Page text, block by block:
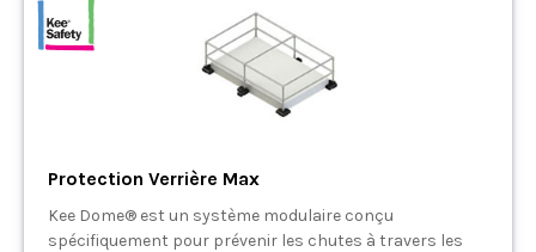
Protection Verrière Max
Kee Dome® est un système modulaire conçu
spécifiquement pour prévenir les chutes à travers les